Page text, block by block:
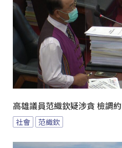
高雄議員范織欽疑涉貪 檢調
社會 范織欽